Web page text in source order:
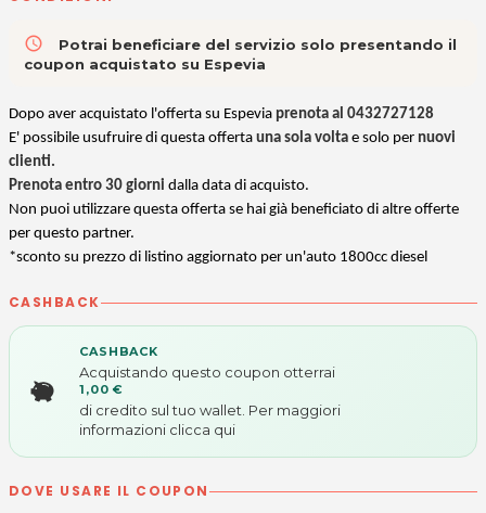
access_time
Potrai beneficiare del servizio solo presentando il
coupon acquistato su Espevia
Dopo aver acquistato l'offerta su Espevia prenota al 0432727128
E' possibile usufruire di questa offerta una sola volta e solo per nuovi
clienti.
Prenota entro 30 giorni dalla data di acquisto.
Non puoi utilizzare questa offerta se hai già beneficiato di altre offerte
per questo partner.
*sconto su prezzo di listino aggiornato per un'auto 1800cc diesel
CASHBACK
CASHBACK
Acquistando questo coupon otterrai
1,00 €
di credito sul tuo wallet. Per maggiori
informazioni clicca qui
DOVE USARE IL COUPON